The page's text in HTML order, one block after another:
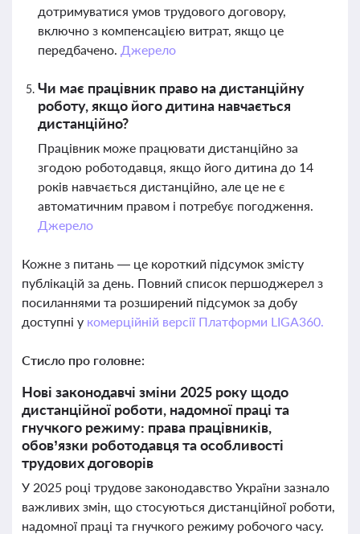
дотримуватися умов трудового договору,
включно з компенсацією витрат, якщо це
передбачено. Джерело
Чи має працівник право на дистанційну
роботу, якщо його дитина навчається
дистанційно?
Працівник може працювати дистанційно за
згодою роботодавця, якщо його дитина до 14
років навчається дистанційно, але це не є
автоматичним правом і потребує погодження.
Джерело
Кожне з питань — це короткий підсумок змісту
публікацій за день. Повний список першоджерел з
посиланнями та розширений підсумок за добу
доступні у комерційній версії Платформи LIGA360.
Стисло про головне:
Нові законодавчі зміни 2025 року щодо
дистанційної роботи, надомної праці та
гнучкого режиму: права працівників,
обов’язки роботодавця та особливості
трудових договорів
У 2025 році трудове законодавство України зазнало
важливих змін, що стосуються дистанційної роботи,
надомної праці та гнучкого режиму робочого часу.